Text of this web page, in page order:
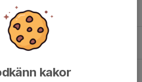
0
+ lagavslutning
kakor